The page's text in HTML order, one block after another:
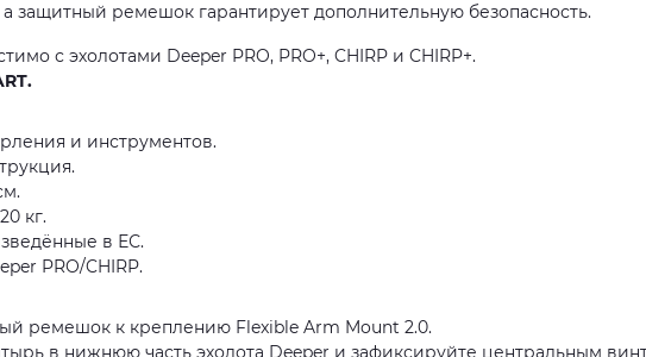
защитный ремешок гарантирует дополнительную безопасность.
с эхолотами Deeper PRO, PRO+, CHIRP и CHIRP+.
и инструментов.
кг.
в ЕС.
PRO/CHIRP.
ремешок к креплению Flexible Arm Mount 2.0.
в нижнюю часть эхолота Deeper и зафиксируйте центральным